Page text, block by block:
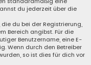
du jederzeit über die
du bei der Registrierung,
Bereich angibst. Für die
Benutzername, eine E-
Wenn durch den Betreiber
so ist dies für dich vor